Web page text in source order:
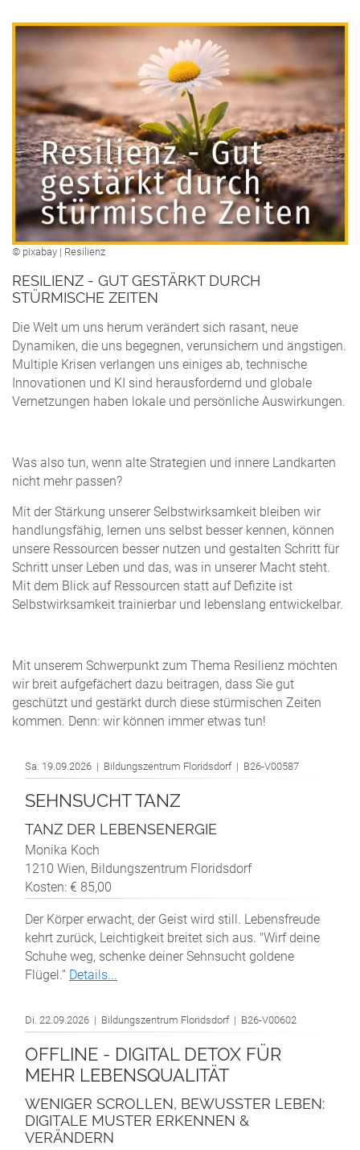
© pixabay | Resilienz
RESILIENZ - GUT GESTÄRKT DURCH
STÜRMISCHE ZEITEN
Die Welt um uns herum verändert sich rasant, neue
Dynamiken, die uns begegnen, verunsichern und ängstigen.
Multiple Krisen verlangen uns einiges ab, technische
Innovationen und KI sind herausfordernd und globale
Vernetzungen haben lokale und persönliche Auswirkungen.
Was also tun, wenn alte Strategien und innere Landkarten
nicht mehr passen?
Mit der Stärkung unserer Selbstwirksamkeit bleiben wir
handlungsfähig, lernen uns selbst besser kennen, können
unsere Ressourcen besser nutzen und gestalten Schritt für
Schritt unser Leben und das, was in unserer Macht steht.
Mit dem Blick auf Ressourcen statt auf Defizite ist
Selbstwirksamkeit trainierbar und lebenslang entwickelbar.
Mit unserem Schwerpunkt zum Thema Resilienz möchten
wir breit aufgefächert dazu beitragen, dass Sie gut
geschützt und gestärkt durch diese stürmischen Zeiten
kommen. Denn: wir können immer etwas tun!
Sa. 19.09.2026 | Bildungszentrum Floridsdorf | B26-V00587
SEHNSUCHT TANZ
TANZ DER LEBENSENERGIE
Monika Koch
1210 Wien, Bildungszentrum Floridsdorf
Kosten: € 85,00
Der Körper erwacht, der Geist wird still. Lebensfreude
kehrt zurück, Leichtigkeit breitet sich aus. "Wirf deine
Schuhe weg, schenke deiner Sehnsucht goldene
Flügel.“ Details...
Di. 22.09.2026 | Bildungszentrum Floridsdorf | B26-V00602
OFFLINE - DIGITAL DETOX FÜR
MEHR LEBENSQUALITÄT
WENIGER SCROLLEN, BEWUSSTER LEBEN:
DIGITALE MUSTER ERKENNEN &
VERÄNDERN